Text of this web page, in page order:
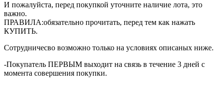
И пожалуйста, перед покупкой уточните наличие лота, это
важно.
ПРАВИЛА:обязательно прочитать, перед тем как нажать
КУПИТЬ.
Сотрудничесво возможно только на условиях описаных ниже.
-Покупатель ПЕРВЫМ выходит на связь в течение 3 дней с
момента совершения покупки.